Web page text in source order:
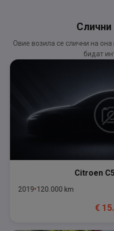
Слични
Овие возила се слични на
бидат
Citroen
2019 120.000 km
€